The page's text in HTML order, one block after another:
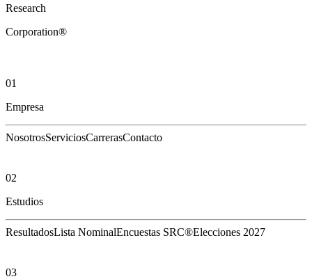
Research
Corporation®
01
Empresa
NosotrosServiciosCarrerasContacto
02
Estudios
ResultadosLista NominalEncuestas SRC®Elecciones 2027
03